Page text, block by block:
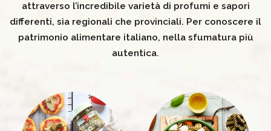
attraverso l’incredibile varietà di profumi e sapori
differenti, sia regionali che provinciali. Per conoscere il
patrimonio alimentare italiano, nella sfumatura più
autentica.